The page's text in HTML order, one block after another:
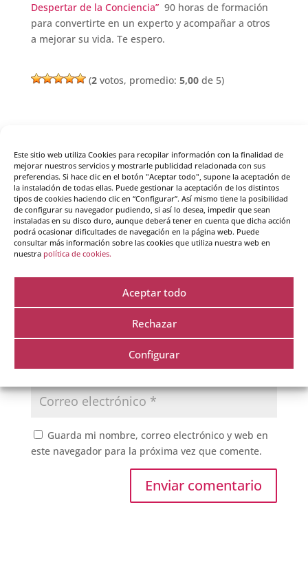
Este sitio web utiliza Cookies para recopilar información con la finalidad de
mejorar nuestros servicios y mostrarle publicidad relacionada con sus
preferencias. Si hace clic en el botón "Aceptar todo", supone la aceptación de
la instalación de todas ellas. Puede gestionar la aceptación de los distintos
tipos de cookies haciendo clic en “Configurar”. Así mismo tiene la posibilidad
de configurar su navegador pudiendo, si así lo desea, impedir que sean
instaladas en su disco duro, aunque deberá tener en cuenta que dicha acción
podrá ocasionar dificultades de navegación en la página web. Puede
consultar más información sobre las cookies que utiliza nuestra web en
nuestra política de cookies.
Aceptar todo
Rechazar
Configurar
Despertar de la Conciencia”90 horas de formación
para convertirte en un experto y acompañar a otros
a mejorar su vida. Te espero.
(2votos, promedio: 5,00de 5)
Enviar comentario
Tu dirección de correo electrónico no será publicada.
Los campos obligatorios están marcados con *
Guarda mi nombre, correo electrónico y web en
este navegador para la próxima vez que comente.